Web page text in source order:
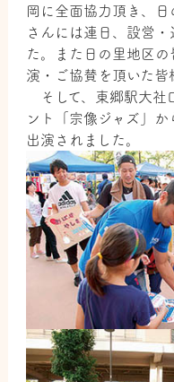
岡に全面協力頂き、
さんには連日、設営・
た。また日の里地区
演・ご協賛を頂いた皆
そして、東郷駅大社
ント「宗像ジャズ」
出演されました。